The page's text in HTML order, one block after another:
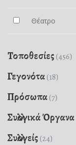
Θέατρο
Τοποθεσίες (456)
Γεγονότα(18)
Πρόσωπα(7)
Συλλογικά Όργανα
Συλλογείς (24)